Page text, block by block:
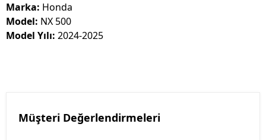
Marka: Honda
Model: NX 500
Model Yılı: 2024-2025
Müşteri Değerlendirmeleri